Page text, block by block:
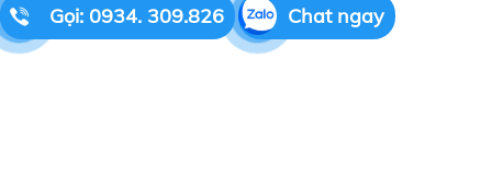
Gọi: 0934. 309.826 Chat ngay